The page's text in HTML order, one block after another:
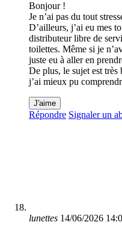
Bonjour !
Je n’ai pas du tout
D’ailleurs, j’ai eu mes
distributeur libre de
toilettes. Même si je
juste eu à aller en
De plus, le sujet est
j’ai mieux pu
J'aime
Répondre Signaler un
lunettes 14/06/2026